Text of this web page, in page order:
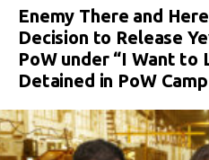
Enemy There and
Decision to Release
PoW under “I Want to
Detained in PoW